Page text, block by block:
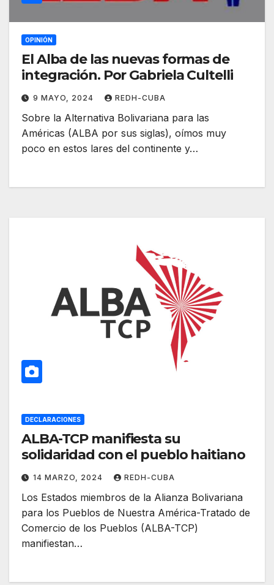
OPINIÓN
El Alba de las nuevas formas de
integración. Por Gabriela Cultelli
9 MAYO, 2024 REDH-CUBA
Sobre la Alternativa Bolivariana para las
Américas (ALBA por sus siglas), oímos muy
poco en estos lares del continente y…
DECLARACIONES
ALBA-TCP manifiesta su
solidaridad con el pueblo haitiano
14 MARZO, 2024 REDH-CUBA
Los Estados miembros de la Alianza Bolivariana
para los Pueblos de Nuestra América-Tratado de
Comercio de los Pueblos (ALBA-TCP)
manifiestan…